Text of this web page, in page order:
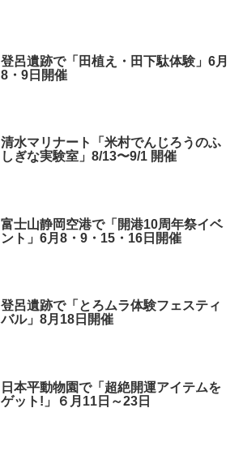
登呂遺跡で「田植え・田下駄体験」6月
8・9日開催
清水マリナート「米村でんじろうのふ
しぎな実験室」8/13〜9/1 開催
富士山静岡空港で「開港10周年祭イベ
ント」6月8・9・15・16日開催
登呂遺跡で「とろムラ体験フェスティ
バル」8月18日開催
日本平動物園で「超絶開運アイテムを
ゲット!」６月11日～23日